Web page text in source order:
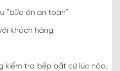
“bữa ăn an toàn”
khách hàng
kiểm tra bếp bất cứ lúc nào,